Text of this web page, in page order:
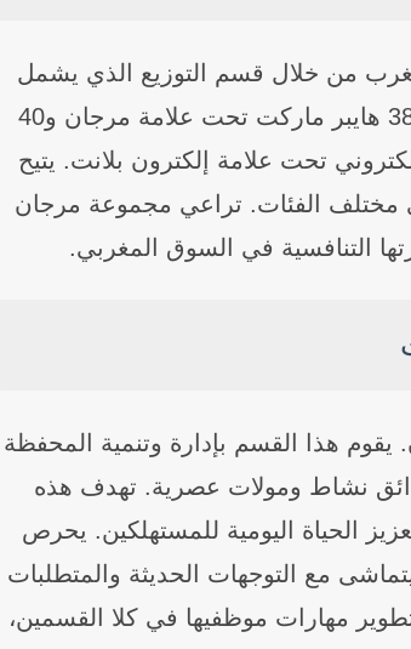
من خلال قسم التوزيع الذي يشمل
مجموعة من العلامات التجارية. يحتوي هذا القسم على 38 هايبر ماركت تحت علامة مرجان و40
علامة أكيما، بالإضافة إلى 24 متجر إلكتروني تحت علامة إلكترون بلانت. يتيح
مختلف الفئات. تراعي مجموعة مرجان
التنافسية في السوق المغربي.
هذا القسم بإدارة وتنمية المحفظة
نشاط ومولات عصرية. تهدف هذه
الحياة اليومية للمستهلكين. يحرص
مع التوجهات الحديثة والمتطلبات
مهارات موظفيها في كلا القسمين،